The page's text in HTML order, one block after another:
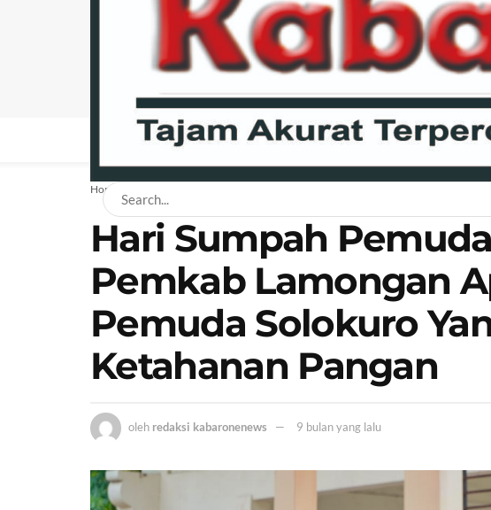
BERANDA NEWS BISNIS EKONOMI HANKAM OPINI
Home
Hari Sumpah
Pemkab Lamongan
Pemuda Solokuro
Ketahanan Pangan
oleh redaksi kabaronenews 9 bulan yang lalu